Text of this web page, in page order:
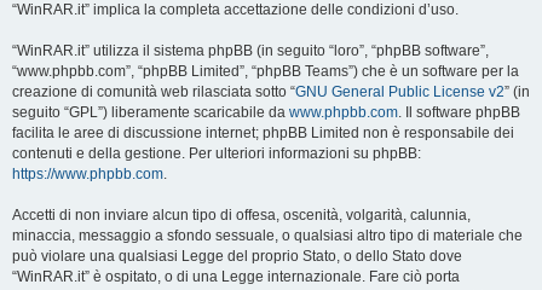
“WinRAR.it” implica la completa accettazione delle condizioni d’uso.
“WinRAR.it” utilizza il sistema phpBB (in seguito “loro”, “phpBB software”,
“www.phpbb.com”, “phpBB Limited”, “phpBB Teams”) che è un software per la
creazione di comunità web rilasciata sotto “GNU General Public License v2” (in
seguito “GPL”) liberamente scaricabile da www.phpbb.com. Il software phpBB
facilita le aree di discussione internet; phpBB Limited non è responsabile dei
contenuti e della gestione. Per ulteriori informazioni su phpBB:
https://www.phpbb.com.
Accetti di non inviare alcun tipo di offesa, oscenità, volgarità, calunnia,
minaccia, messaggio a sfondo sessuale, o qualsiasi altro tipo di materiale che
può violare una qualsiasi Legge del proprio Stato, o dello Stato dove
“WinRAR.it” è ospitato, o di una Legge internazionale. Fare ciò porta